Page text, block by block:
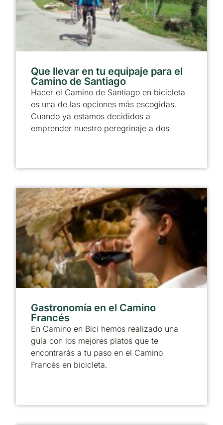
Que llevar en tu equipaje para el
Camino de Santiago
Hacer el Camino de Santiago en bicicleta
es una de las opciones más escogidas.
Cuando ya estamos decididos a
emprender nuestro peregrinaje a dos
Gastronomía en el Camino
Francés
En Camino en Bici hemos realizado una
guía con los mejores platos que te
encontrarás a tu paso en el Camino
Francés en bicicleta.